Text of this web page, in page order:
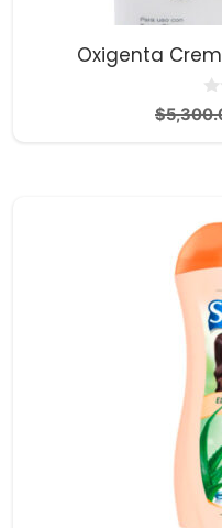
Oxigenta
0
d
$